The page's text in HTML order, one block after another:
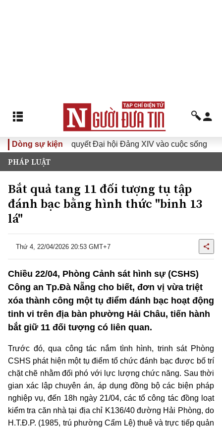
Dòng sự kiện
Đưa Nghị quyết Đại hội Đảng XIV vào cuộc sống
PHÁP LUẬT
Bắt quả tang 11 đối tượng tụ tập
đánh bạc bằng hình thức "binh 13
lá"
Thứ 4, 22/04/2026 20:53 GMT+7
Chiều 22/04, Phòng Cảnh sát hình sự (CSHS)
Công an Tp.Đà Nẵng cho biết, đơn vị vừa triệt
xóa thành công một tụ điểm đánh bạc hoạt động
tinh vi trên địa bàn phường Hải Châu, tiến hành
bắt giữ 11 đối tượng có liên quan.
Trước đó, qua công tác nắm tình hình, trinh sát Phòng
CSHS phát hiện một tụ điểm tổ chức đánh bạc được bố trí
chặt chẽ nhằm đối phó với lực lượng chức năng. Sau thời
gian xác lập chuyên án, áp dụng đồng bộ các biện pháp
nghiệp vụ, đến 18h ngày 21/04, các tổ công tác đồng loạt
kiểm tra căn nhà tại địa chỉ K136/40 đường Hải Phòng, do
H.T.Đ.P. (1985, trú phường Cẩm Lệ) thuê và trực tiếp quản